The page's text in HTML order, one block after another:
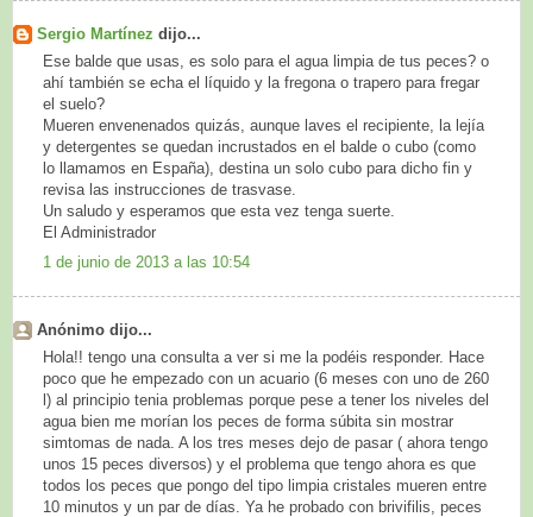
Sergio Martínez dijo...
Ese balde que usas, es solo para el agua limpia de tus peces? o
ahí también se echa el líquido y la fregona o trapero para fregar
el suelo?
Mueren envenenados quizás, aunque laves el recipiente, la lejía
y detergentes se quedan incrustados en el balde o cubo (como
lo llamamos en España), destina un solo cubo para dicho fin y
revisa las instrucciones de trasvase.
Un saludo y esperamos que esta vez tenga suerte.
El Administrador
1 de junio de 2013 a las 10:54
Anónimo dijo...
Hola!! tengo una consulta a ver si me la podéis responder. Hace
poco que he empezado con un acuario (6 meses con uno de 260
l) al principio tenia problemas porque pese a tener los niveles del
agua bien me morían los peces de forma súbita sin mostrar
simtomas de nada. A los tres meses dejo de pasar ( ahora tengo
unos 15 peces diversos) y el problema que tengo ahora es que
todos los peces que pongo del tipo limpia cristales mueren entre
10 minutos y un par de días. Ya he probado con brivifilis, peces